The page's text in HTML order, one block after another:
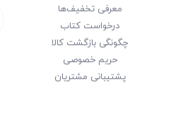
معرفی تخفیف‌ها
درخواست کتاب
چگونگی بازگشت کالا
حریم خصوصی
پشتیبانی مشتریان